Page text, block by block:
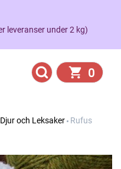
leveranser under 2 kg)
0
Djur och Leksaker Rufus